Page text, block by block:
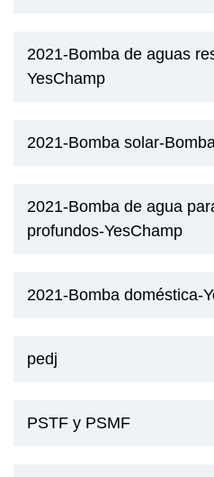
2021-Bomba de aguas
YesChamp
2021-Bomba solar-
2021-Bomba de agua
profundos-YesChamp
2021-Bomba doméstica-
pedj
PSTF y PSMF